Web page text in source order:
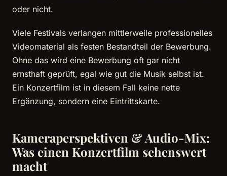
oder nicht.
Viele Festivals verlangen mittlerweile professionelles
Videomaterial als festen Bestandteil der Bewerbung.
Ohne das wird eine Bewerbung oft gar nicht
ernsthaft geprüft, egal wie gut die Musik selbst ist.
Ein Konzertfilm ist in diesem Fall keine nette
Ergänzung, sondern eine Eintrittskarte.
Kameraperspektiven & Audio-Mix:
Was einen Konzertfilm sehenswert
macht